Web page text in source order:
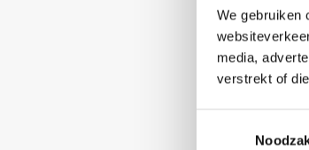
We gebruiken
media,
verstrekt of